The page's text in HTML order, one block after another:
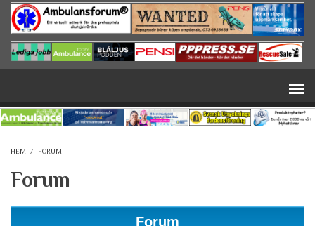
Hoppa till huvudinnehåll
HEM / FORUM
Forum